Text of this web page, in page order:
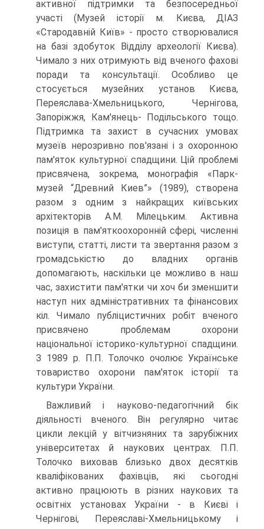
активної підтримки та безпосередньої
участі (Музей історії м. Києва, ДІАЗ
«Стародавній Київ» - просто створювалися
на базі здобуток Відділу археології Києва).
Чимало з них отримують від вченого фахові
поради та консультації. Особливо це
стосується музейних установ Києва,
Переяслава-Хмельницького, Чернігова,
Запоріжжя, Кам'янець- Подільського тощо.
Підтримка та захист в сучасних умовах
музеїв нерозривно пов'язані і з охоронною
пам'яток культурної спадщини. Цій проблемі
присвячена, зокрема, монографія «Парк-
музей “Древний Киев”» (1989), створена
разом з одним з найкращих київських
архітекторів А.М. Мілецьким. Активна
позиція в пам'яткоохоронній сфері, численні
виступи, статті, листи та звертання разом з
громадськістю до владних органів
допомагають, наскільки це можливо в наш
час, захистити пам'ятки чи хоч би зменшити
наступ них адміністративних та фінансових
кіл. Чимало публіцистичних робіт вченого
присвячено проблемам охорони
національної історико-культурної спадщини.
З 1989 р. П.П. Толочко очолює Українське
товариство охорони пам'яток історії та
культури України.
Важливий і науково-педагогічний бік
діяльності вченого. Він регулярно читає
цикли лекцій у вітчизняних та зарубіжних
університетах й наукових центрах. П.П.
Толочко виховав близько двох десятків
кваліфікованих фахівців, які сьогодні
активно працюють в різних наукових та
освітніх установах України - в Києві і
Чернігові, Переяславі-Хмельницькому і